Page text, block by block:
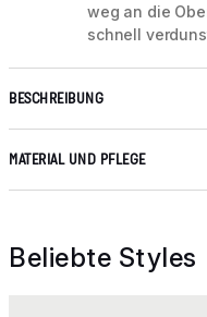
weg an die
schnell
BESCHREIBUNG
MATERIAL UND PFLEGE
Beliebte Styles